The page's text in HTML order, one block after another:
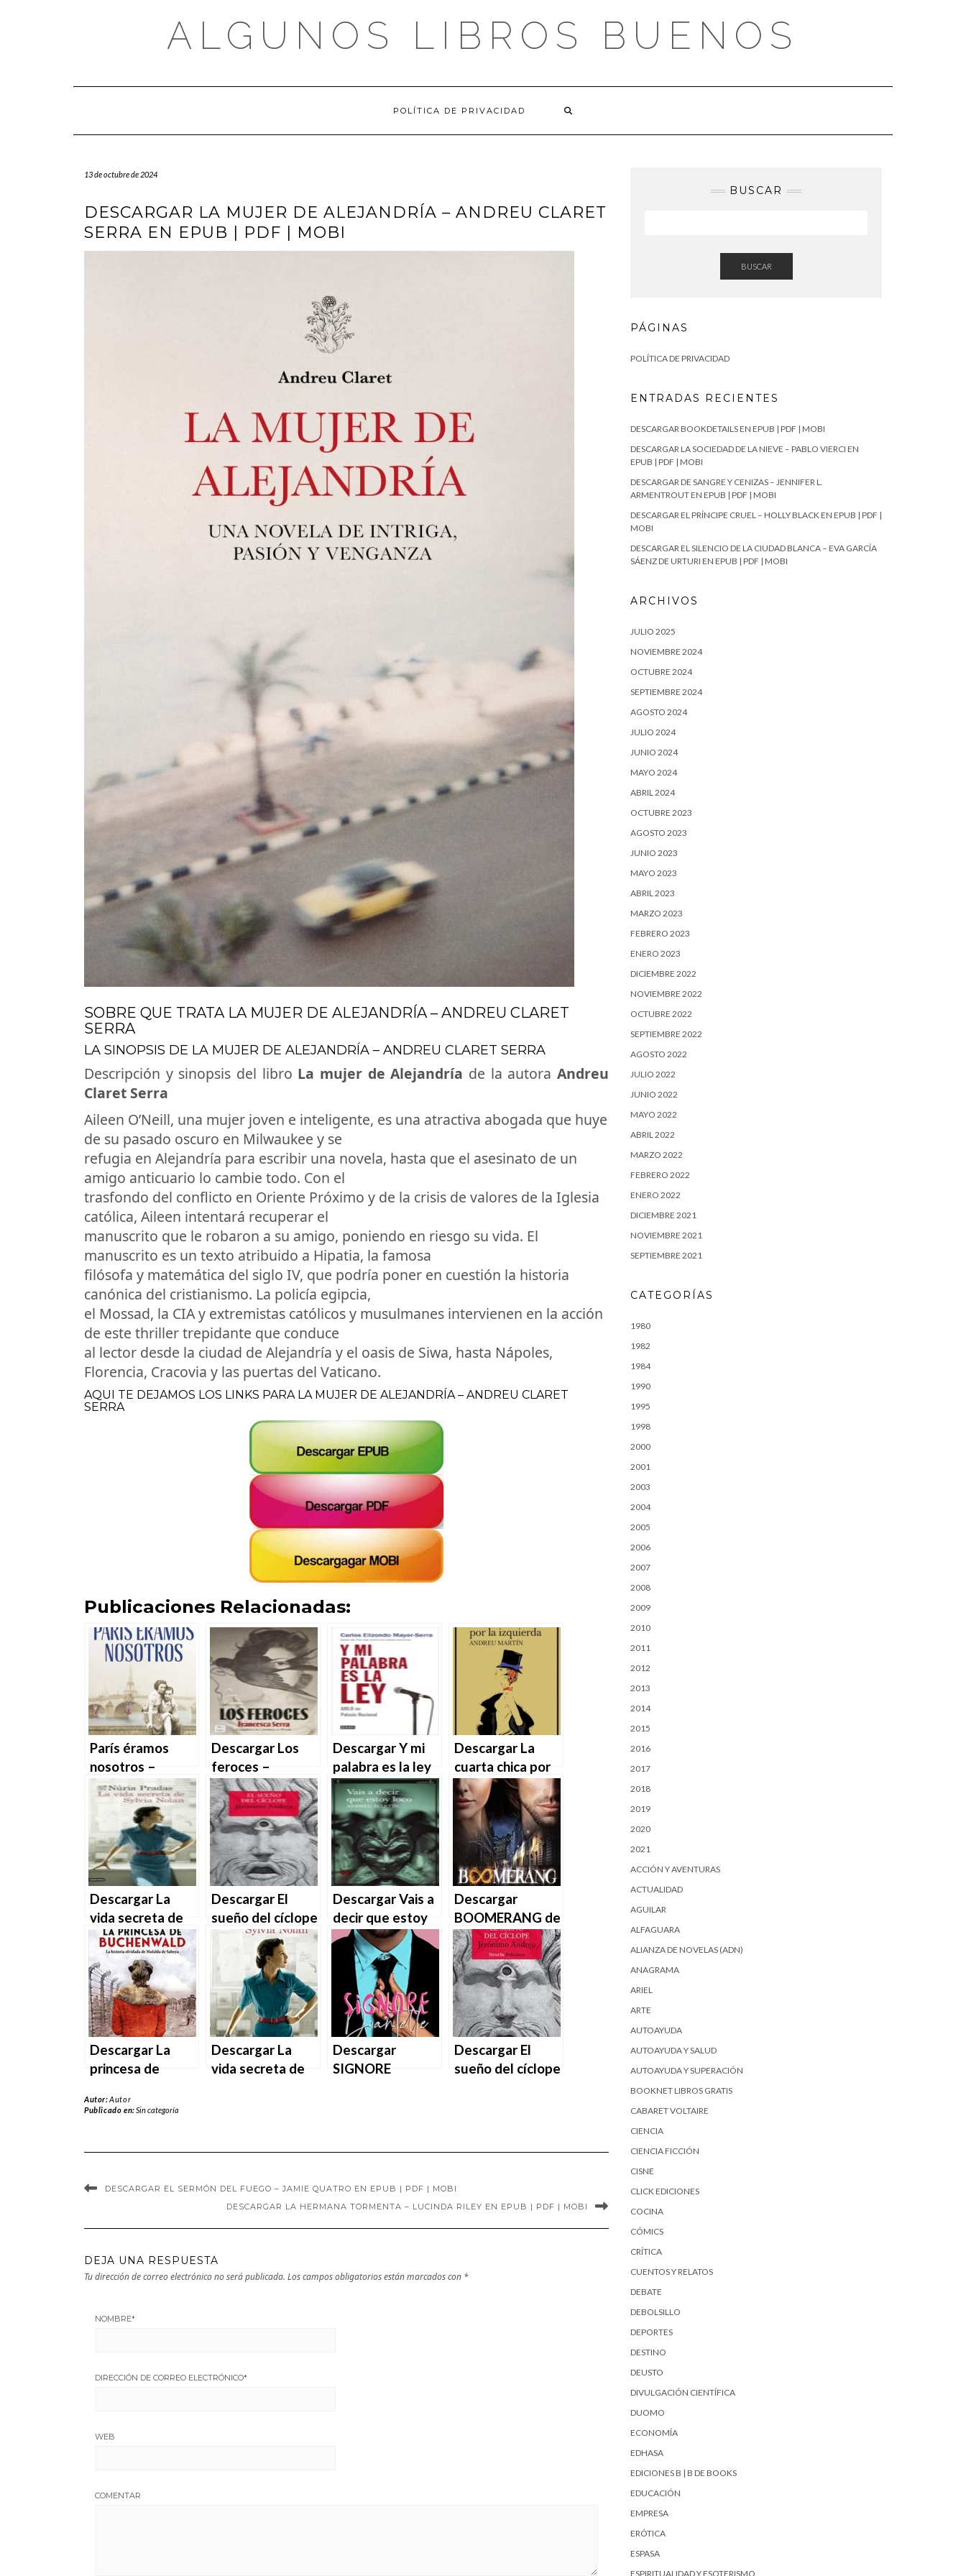
ALGUNOS LIBROS BUENOS
POLÍTICA DE PRIVACIDAD
13 de octubre de 2024
DESCARGAR LA MUJER DE ALEJANDRÍA – ANDREU CLARET
SERRA EN EPUB | PDF | MOBI
SOBRE QUE TRATA LA MUJER DE ALEJANDRÍA – ANDREU CLARET
SERRA
LA SINOPSIS DE LA MUJER DE ALEJANDRÍA – ANDREU CLARET SERRA
Descripción y sinopsis del libro La mujer de Alejandría de la autoraAndreu
Claret Serra
Aileen O’Neill, una mujer joven e inteligente, es una atractiva abogada que huye
de su pasado oscuro en Milwaukee y se
refugia en Alejandría para escribir una novela, hasta que el asesinato de un
amigo anticuario lo cambie todo. Con el
trasfondo del conflicto en Oriente Próximo y de la crisis de valores de la Iglesia
católica, Aileen intentará recuperar el
manuscrito que le robaron a su amigo, poniendo en riesgo su vida. El
manuscrito es un texto atribuido a Hipatia, la famosa
filósofa y matemática del siglo IV, que podría poner en cuestión la historia
canónica del cristianismo. La policía egipcia,
el Mossad, la CIA y extremistas católicos y musulmanes intervienen en la acción
de este thriller trepidante que conduce
al lector desde la ciudad de Alejandría y el oasis de Siwa, hasta Nápoles,
Florencia, Cracovia y las puertas del Vaticano.
AQUI TE DEJAMOS LOS LINKS PARA LA MUJER DE ALEJANDRÍA – ANDREU CLARET
SERRA
Publicaciones Relacionadas:
París éramos
nosotros –
Andreu Claret
Descargar Los
feroces –
Francesca Serra
en EPUB | PDF |
MOBI
Descargar Y mi
palabra es la ley
– Carlos Elizondo
Mayer-Serra en
EPUB | PDF |
MOBI
Descargar La
cuarta chica por
la izquierda –
Andreu Martín en
EPUB | PDF |
MOBI
Descargar La
vida secreta de
Sylvia Nolan –
Núria Pradas
Andreu en EPUB |
PDF | MOBI
Descargar El
sueño del cíclope
– Jerónimo
Andreu en EPUB |
PDF | MOBI
Descargar Vais a
decir que estoy
loco – Andreu
Martín en EPUB |
PDF | MOBI
Descargar
BOOMERANG de
OLGA ANDREU
en EPUB | PDF |
MOBI
Descargar La
princesa de
Ana Andreu
Descargar La
vida secreta de
Descargar
SIGNORE
Descargar El
sueño del cíclope
Autor:Autor
Publicado en:Sin categoría
DESCARGAR EL SERMÓN DEL FUEGO – JAMIE QUATRO EN EPUB | PDF | MOBI
DESCARGAR LA HERMANA TORMENTA – LUCINDA RILEY EN EPUB | PDF | MOBI
DEJA UNA RESPUESTA
Tu dirección de correo electrónico no será publicada. Los campos obligatorios están marcados con *
NOMBRE*
DIRECCIÓN DE CORREO ELECTRÓNICO*
WEB
COMENTAR
BUSCAR
BUSCAR
PÁGINAS
POLÍTICA DE PRIVACIDAD
ENTRADAS RECIENTES
DESCARGAR BOOKDETAILS EN EPUB | PDF | MOBI
DESCARGAR LA SOCIEDAD DE LA NIEVE – PABLO VIERCI EN
EPUB | PDF | MOBI
DESCARGAR DE SANGRE Y CENIZAS – JENNIFER L.
ARMENTROUT EN EPUB | PDF | MOBI
DESCARGAR EL PRÍNCIPE CRUEL – HOLLY BLACK EN EPUB | PDF |
MOBI
DESCARGAR EL SILENCIO DE LA CIUDAD BLANCA – EVA GARCÍA
SÁENZ DE URTURI EN EPUB | PDF | MOBI
ARCHIVOS
JULIO 2025
NOVIEMBRE 2024
OCTUBRE 2024
SEPTIEMBRE 2024
AGOSTO 2024
JULIO 2024
JUNIO 2024
MAYO 2024
ABRIL 2024
OCTUBRE 2023
AGOSTO 2023
JUNIO 2023
MAYO 2023
ABRIL 2023
MARZO 2023
FEBRERO 2023
ENERO 2023
DICIEMBRE 2022
NOVIEMBRE 2022
OCTUBRE 2022
SEPTIEMBRE 2022
AGOSTO 2022
JULIO 2022
JUNIO 2022
MAYO 2022
ABRIL 2022
MARZO 2022
FEBRERO 2022
ENERO 2022
DICIEMBRE 2021
NOVIEMBRE 2021
SEPTIEMBRE 2021
CATEGORÍAS
1980
1982
1984
1990
1995
1998
2000
2001
2003
2004
2005
2006
2007
2008
2009
2010
2011
2012
2013
2014
2015
2016
2017
2018
2019
2020
2021
ACCIÓN Y AVENTURAS
ACTUALIDAD
AGUILAR
ALFAGUARA
ALIANZA DE NOVELAS (ADN)
ANAGRAMA
ARIEL
ARTE
AUTOAYUDA
AUTOAYUDA Y SALUD
AUTOAYUDA Y SUPERACIÓN
BOOKNET LIBROS GRATIS
CABARET VOLTAIRE
CIENCIA
CIENCIA FICCIÓN
CISNE
CLICK EDICIONES
COCINA
CÓMICS
CRÍTICA
CUENTOS Y RELATOS
DEBATE
DEBOLSILLO
DEPORTES
DESTINO
DEUSTO
DIVULGACIÓN CIENTÍFICA
DUOMO
ECONOMÍA
EDHASA
EDICIONES B | B DE BOOKS
EDUCACIÓN
EMPRESA
ERÓTICA
ESPASA
ESPIRITUALIDAD Y ESOTERISMO